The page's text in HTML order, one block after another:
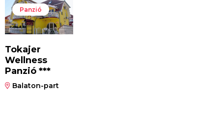
Panzió
Tokajer
Wellness
Panzió ***
Balaton-part